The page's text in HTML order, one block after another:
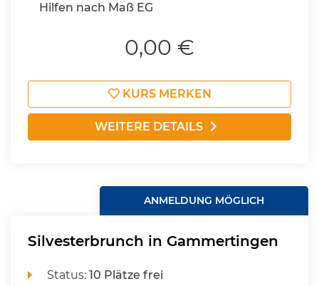
Hilfen nach Maß EG
0,00 €
KURS MERKEN
WEITERE DETAILS
ANMELDUNG MÖGLICH
Silvesterbrunch in Gammertingen
Status:10 Plätze frei